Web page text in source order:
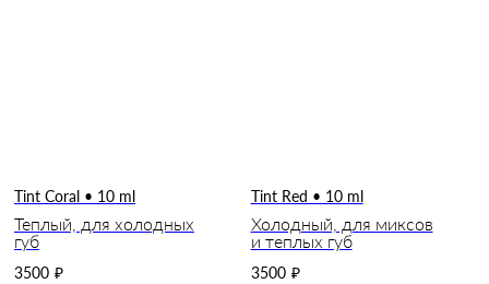
Tint Coral • 10 ml
Теплый, для холодных
губ
3500 ₽
Tint Red • 10 ml
Холодный, для миксов
и теплых губ
3500 ₽